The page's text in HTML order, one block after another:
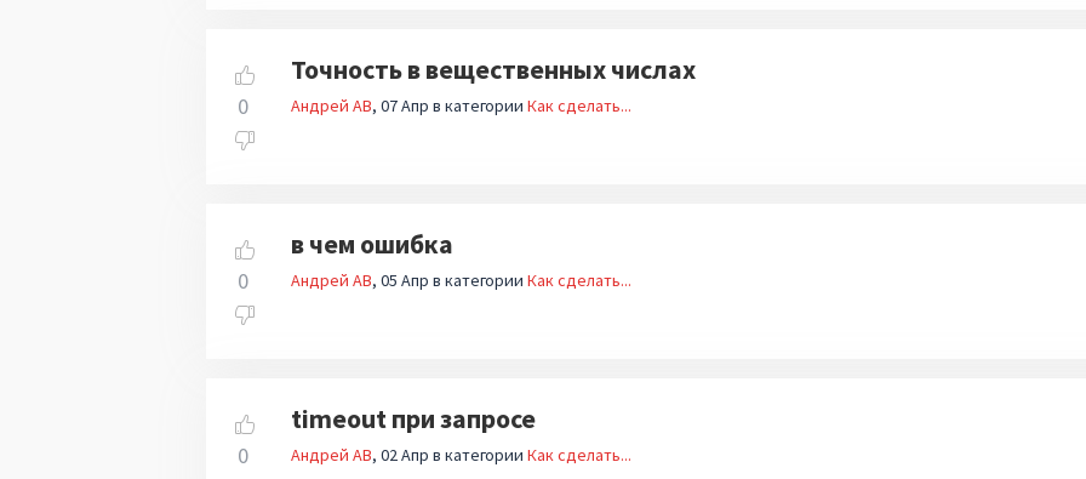
0
Точность в вещественных числах
Андрей АВ 07 Апр в категории Как сделать...
0
в чем ошибка
Андрей АВ 05 Апр в категории Как сделать...
0
timeout при запросе
Андрей АВ 02 Апр в категории Как сделать...